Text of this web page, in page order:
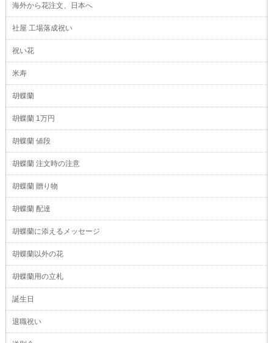
海外から花注文、日本へ
社屋 工場落成祝い
祝い花
米寿
胡蝶蘭
胡蝶蘭 1万円
胡蝶蘭 値段
胡蝶蘭 注文時の注意
胡蝶蘭 贈り物
胡蝶蘭 配達
胡蝶蘭に添えるメッセージ
胡蝶蘭以外の花
胡蝶蘭用の立札
誕生日
退職祝い